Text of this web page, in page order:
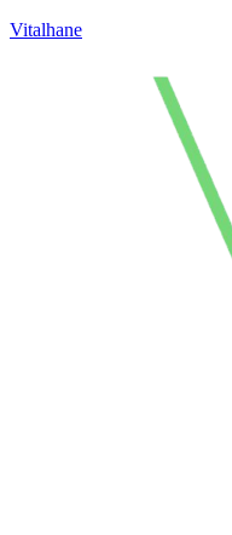
Vitalhane